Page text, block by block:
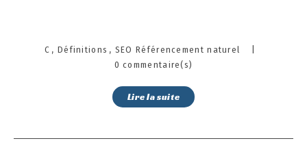
Categories
C Définitions SEO Référencement naturel
0 commentaire(s)
Lire la suite